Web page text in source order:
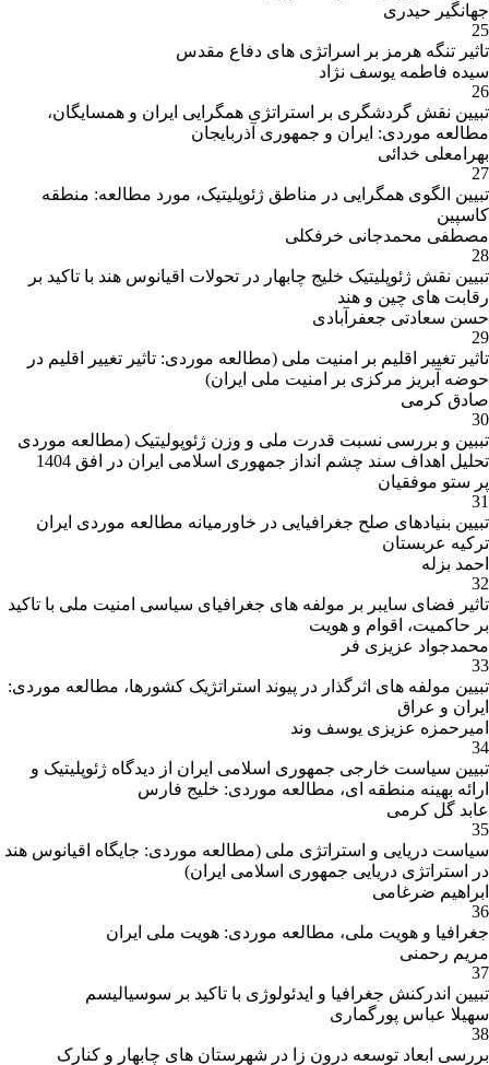
12. تحلیلی آماری از شهیدان جنگ، تحقیقات
13.جهانی شدن منطقه گرایی و دولت - ملت ها،
14.مقدمه ای بر علت وجودی ایران جدید، مدرس
کریمی پور، یدالله)
15. نگاهی نو به طبقه بندی استراتژیک مرزها (با
تأکید بر مرزهای ایران)، دانشکده ادبیات و علوم
پور، یدالله؛ کامران، حسن)
16. بستر جغرافیایی تهدیدهای بیرونی مطالعه
جغرافیایی، 1380 (کامران، حسن؛ کریمی پور،
یدالله)
Quarterly), 2017, N. 12
چاپ کتاب
ایران و همسایگان)، انتخاب، 1394 (یدالله کریمی پور،
حسین خالدی)
یکپارچه مناطق ساحلی، دانشگاه تربیت معلم، 1388
1380 (يدالله كريمي پور)
بورس
تحصیلی و
کمک‌های
مالی
افتخارات
زبان
تخصصی
انگلیسی
جهانگیر حیدری
25
تاثیر تنگه هرمز بر اسراتژی های دفاع مقدس
سیده فاطمه یوسف نژاد
26
تبیین نقش گردشگری بر استراتژی همگرایی ایران و همسایگان،
مطالعه موردی: ایران و جمهوری آذربایجان
بهرامعلی خدائی
27
تبیین الگوی همگرایی در مناطق ژئوپلیتیک، مورد مطالعه: منطقه
کاسپین
مصطفی محمدجانی خرفکلی
28
تبیین نقش ژئوپلیتیک خلیج چابهار در تحولات اقیانوس هند با تاکید بر
رقابت های چین و هند
حسن سعادتی جعفرآبادی
29
تاثیر تغییر اقلیم بر امنیت ملی (مطالعه موردی: تاثیر تغییر اقلیم در
حوضه آبریز مرکزی بر امنیت ملی ایران)
صادق کرمی
30
تببین و بررسی نسبت قدرت ملی و وزن ژئوپولیتیک (مطالعه موردی
تحلیل اهداف سند چشم انداز جمهوری اسلامی ایران در افق 1404
پر ستو موفقیان
31
تبیین بنیادهای صلح جغرافیایی در خاورمیانه مطالعه موردی ایران
ترکیه عربستان
احمد بزله
32
تاثیر فضای سایبر بر مولفه های جغرافیای سیاسی امنیت ملی با تاکید
بر حاکمیت، اقوام و هویت
محمدجواد عزیزی فر
33
تبیین مولفه های اثرگذار در پیوند استراتژیک کشورها، مطالعه موردی:
ایران و عراق
امیرحمزه عزیزی یوسف وند
34
تبیین سیاست خارجی جمهوری اسلامی ایران از دیدگاه ژئوپلیتیک و
ارائه بهینه منطقه ای، مطالعه موردی: خلیج فارس
عابد گل کرمی
35
سیاست دریایی و استراتژی ملی (مطالعه موردی: جایگاه اقیانوس هند
در استراتژی دریایی جمهوری اسلامی ایران)
ابراهیم ضرغامی
36
جغرافیا و هویت ملی، مطالعه موردی: هویت ملی ایران
مریم رحمنی
37
تبیین اندرکنش جغرافیا و ایدئولوژی با تاکید بر سوسیالیسم
سهیلا عباس پورگماری
38
بررسی ابعاد توسعه درون زا در شهرستان های چابهار و کنارک